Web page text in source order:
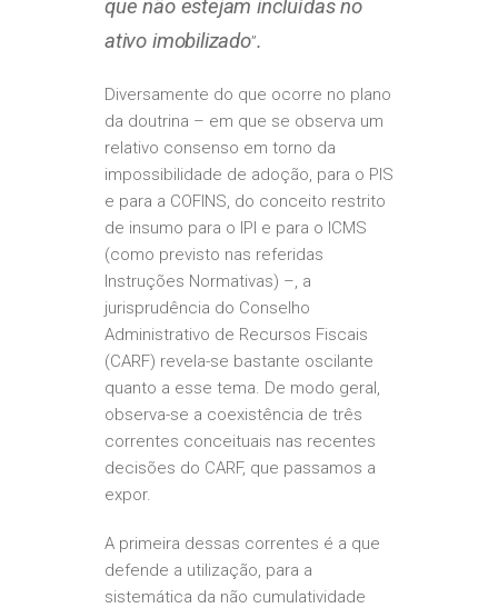
que não estejam incluídas no
ativo imobilizado”.
Diversamente do que ocorre no plano
da doutrina – em que se observa um
relativo consenso em torno da
impossibilidade de adoção, para o PIS
e para a COFINS, do conceito restrito
de insumo para o IPI e para o ICMS
(como previsto nas referidas
Instruções Normativas) –, a
jurisprudência do Conselho
Administrativo de Recursos Fiscais
(CARF) revela-se bastante oscilante
quanto a esse tema. De modo geral,
observa-se a coexistência de três
correntes conceituais nas recentes
decisões do CARF, que passamos a
expor.
A primeira dessas correntes é a que
defende a utilização, para a
sistemática da não cumulatividade